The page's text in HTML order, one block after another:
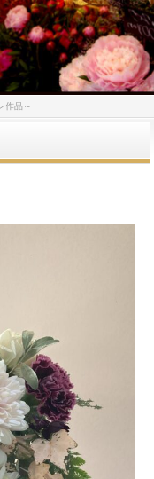
作品～